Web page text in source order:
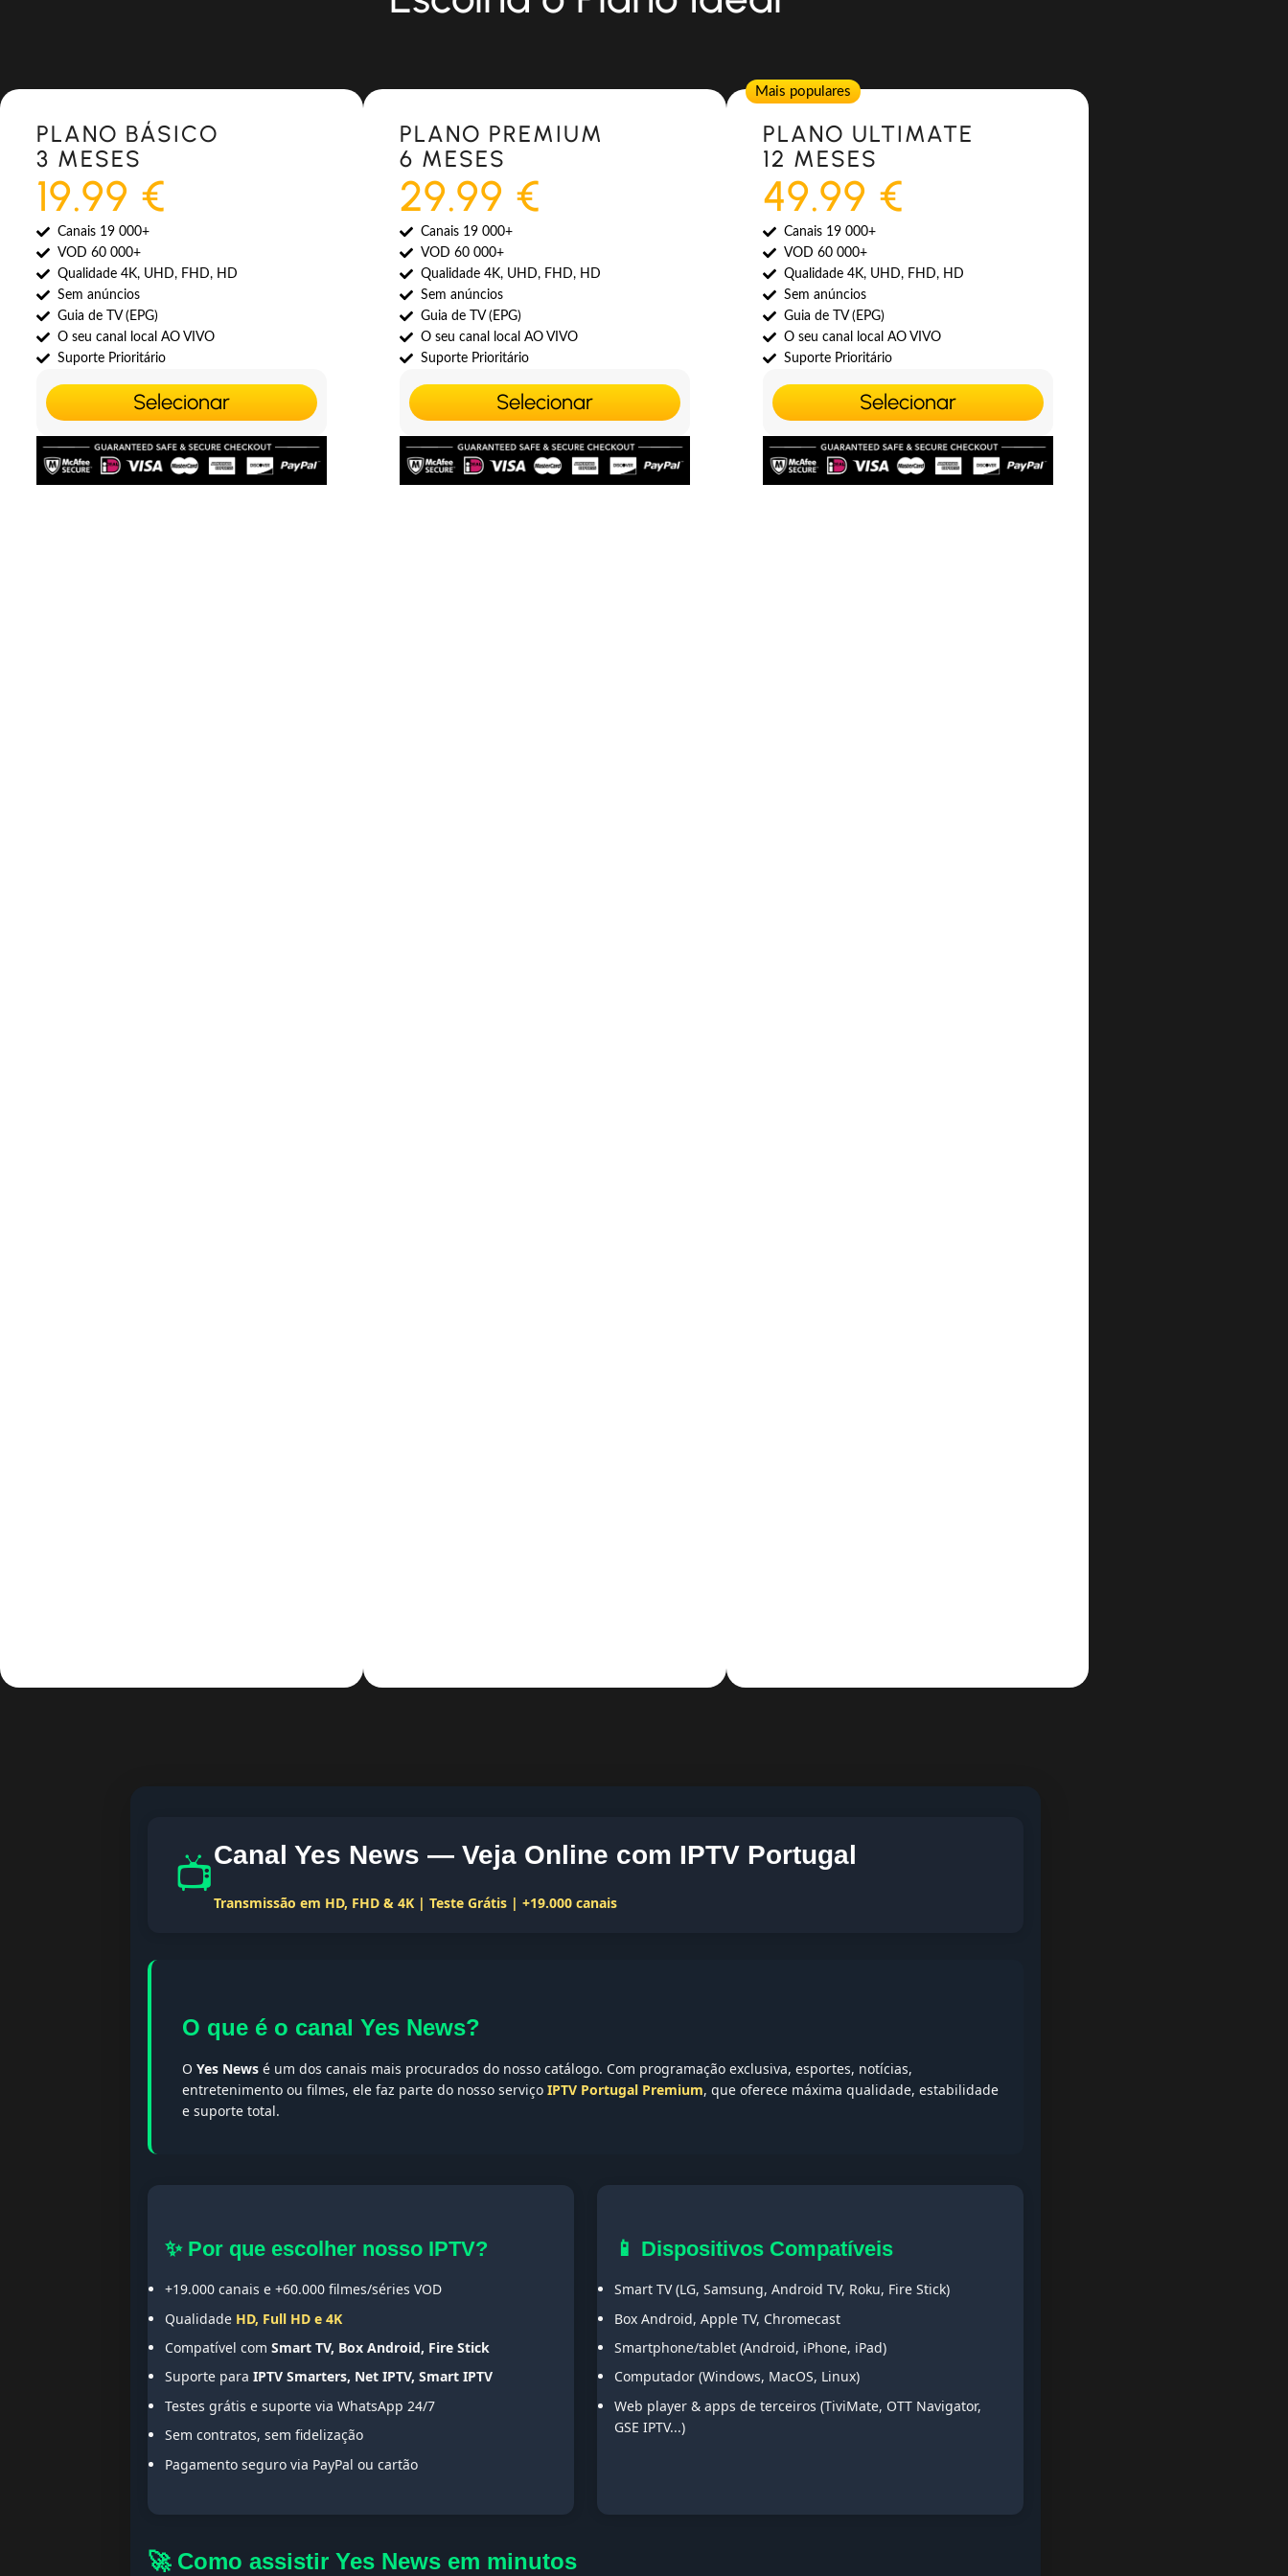
Most Popular
PLANO BÁSICO
3 MESES
19.99 €
Canais 19 000+
VOD 60 000+
Qualidade 4K, UHD, FHD, HD
Sem anúncios
Guia de TV (EPG)
O seu canal local AO VIVO
Suporte Prioritário
Selecionar
Most Popular
PLANO PREMIUM
6 MESES
29.99 €
Canais 19 000+
VOD 60 000+
Qualidade 4K, UHD, FHD, HD
Sem anúncios
Guia de TV (EPG)
O seu canal local AO VIVO
Suporte Prioritário
Selecionar
Mais populares
PLANO ULTIMATE
12 MESES
49.99 €
Canais 19 000+
VOD 60 000+
Qualidade 4K, UHD, FHD, HD
Sem anúncios
Guia de TV (EPG)
O seu canal local AO VIVO
Suporte Prioritário
Selecionar
📺Canal Yes News — Veja Online com IPTV Portugal
Transmissão em HD, FHD & 4K | Teste Grátis | +19.000 canais
O que é o canal Yes News?
O Yes News é um dos canais mais procurados do nosso catálogo. Com programação exclusiva, esportes, notícias,
entretenimento ou filmes, ele faz parte do nosso serviço IPTV Portugal Premium, que oferece máxima qualidade, estabilidade
e suporte total.
✨ Por que escolher nosso IPTV?
+19.000 canais e +60.000 filmes/séries VOD
Qualidade HD, Full HD e 4K
Compatível com Smart TV, Box Android, Fire Stick
Suporte para IPTV Smarters, Net IPTV, Smart IPTV
Testes grátis e suporte via WhatsApp 24/7
Sem contratos, sem fidelização
Pagamento seguro via PayPal ou cartão
📱 Dispositivos Compatíveis
Smart TV (LG, Samsung, Android TV, Roku, Fire Stick)
Box Android, Apple TV, Chromecast
Smartphone/tablet (Android, iPhone, iPad)
Computador (Windows, MacOS, Linux)
Web player & apps de terceiros (TiviMate, OTT Navigator,
GSE IPTV...)
🚀 Como assistir Yes News em minutos